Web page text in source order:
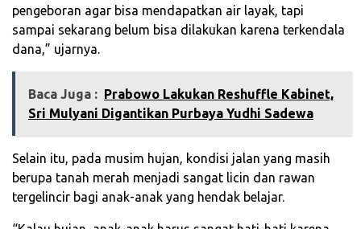
pengeboran agar bisa mendapatkan air layak, tapi
sampai sekarang belum bisa dilakukan karena terkendala
dana,” ujarnya.
Baca Juga : Prabowo Lakukan Reshuffle Kabinet,
Sri Mulyani Digantikan Purbaya Yudhi Sadewa
Selain itu, pada musim hujan, kondisi jalan yang masih
berupa tanah merah menjadi sangat licin dan rawan
tergelincir bagi anak-anak yang hendak belajar.